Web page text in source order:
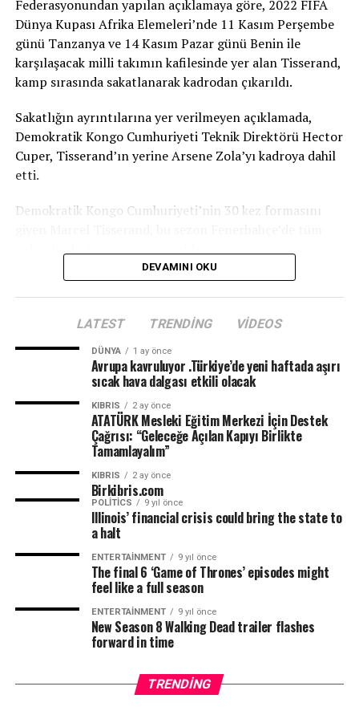
Avrupa Şampiyonası’na antrenman olsun diye gittik.
Ona rağmen bu derecenin çıkması mutluluk verici.”
Federasyonundan yapılan açıklamaya göre, 2022 FIFA
Dünya Kupası Afrika Elemeleri’nde 11 Kasım Perşembe
günü Tanzanya ve 14 Kasım Pazar günü Benin ile
karşılaşacak milli takımın kafilesinde yer alan Tisserand,
kamp sırasında sakatlanarak kadrodan çıkarıldı.
Sakatlığın ayrıntılarına yer verilmeyen açıklamada,
Demokratik Kongo Cumhuriyeti Teknik Direktörü Hector
Cuper, Tisserand’ın yerine Arsene Zola’yı kadroya dahil
etti.
Demokratik Kongo Cumhuriyeti’nin 30 kez formasını
DEVAMINI OKU
LATEST TRENDING VIDEOS
DÜNYA 1 ay önce
Avrupa kavruluyor .Türkiye’de yeni haftada aşırı
sıcak hava dalgası etkili olacak
KIBRIS 2 ay önce
ATATÜRK Mesleki Eğitim Merkezi İçin Destek
Çağrısı: “Geleceğe Açılan Kapıyı Birlikte
Tamamlayalım”
KIBRIS 2 ay önce
Birkibris.com
POLITICS 9 yıl önce
Illinois’ financial crisis could bring the state to
a halt
ENTERTAINMENT 9 yıl önce
The final 6 ‘Game of Thrones’ episodes might
feel like a full season
ENTERTAINMENT 9 yıl önce
New Season 8 Walking Dead trailer flashes
forward in time
TRENDING